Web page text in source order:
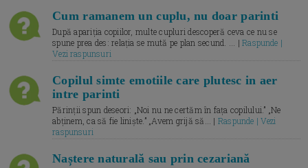
Cum ramanem un cuplu, nu doar parinti
După apariția copiilor, multe cupluri descoperă ceva ce nu se
spune prea des: relația se mută pe plan secund. ... |Raspunde |
Vezi raspunsuri
Copilul simte emotiile care plutesc in aer
intre parinti
Părinții spun deseori: „Noi nu ne certăm în fața copilului.” „Ne
abținem, ca să fie liniște.” „Avem grijă să... | Raspunde | Vezi
raspunsuri
Naștere naturală sau prin cezariană